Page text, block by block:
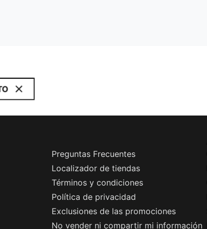
Preguntas Frecuentes
Localizador de tiendas
Términos y condiciones
Política de privacidad
Exclusiones de las promociones
No vender ni compartir mi información